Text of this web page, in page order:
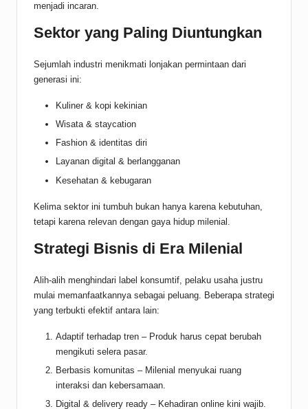
menjadi incaran.
Sektor yang Paling Diuntungkan
Sejumlah industri menikmati lonjakan permintaan dari
generasi ini:
Kuliner & kopi kekinian
Wisata & staycation
Fashion & identitas diri
Layanan digital & berlangganan
Kesehatan & kebugaran
Kelima sektor ini tumbuh bukan hanya karena kebutuhan,
tetapi karena relevan dengan gaya hidup milenial.
Strategi Bisnis di Era Milenial
Alih-alih menghindari label konsumtif, pelaku usaha justru
mulai memanfaatkannya sebagai peluang. Beberapa strategi
yang terbukti efektif antara lain:
Adaptif terhadap tren – Produk harus cepat berubah
mengikuti selera pasar.
Berbasis komunitas – Milenial menyukai ruang
interaksi dan kebersamaan.
Digital & delivery ready – Kehadiran online kini wajib.